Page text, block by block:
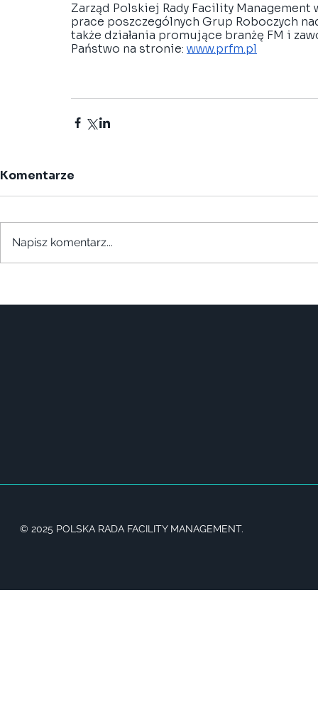
Zarząd Polskiej Rady Facility
prace poszczególnych Grup Roboczych
także działania promujące branżę FM i
Państwo na stronie: www.prfm.pl
Komentarze
Napisz komentarz...
© 2025 POLSKA RADA FACILITY MANAGEMENT.